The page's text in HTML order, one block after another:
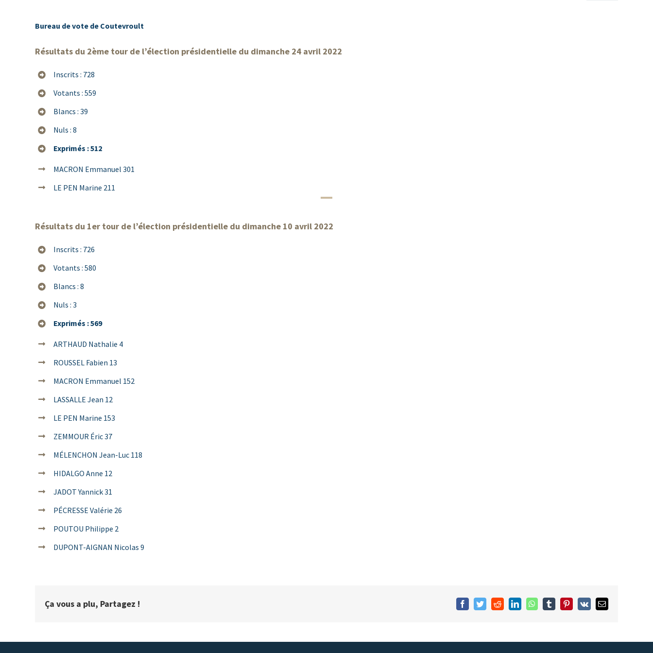
Bureau de vote de Coutevroult
Résultats du 2ème tour de l’élection présidentielle du dimanche 24 avril 2022
Inscrits : 728
Votants : 559
Blancs : 39
Nuls : 8
Exprimés : 512
MACRON Emmanuel 301
LE PEN Marine 211
Résultats du 1er tour de l’élection présidentielle du dimanche 10 avril 2022
Inscrits : 726
Votants : 580
Blancs : 8
Nuls : 3
Exprimés : 569
ARTHAUD Nathalie 4
ROUSSEL Fabien 13
MACRON Emmanuel 152
LASSALLE Jean 12
LE PEN Marine 153
ZEMMOUR Éric 37
MÉLENCHON Jean-Luc 118
HIDALGO Anne 12
JADOT Yannick 31
PÉCRESSE Valérie 26
POUTOU Philippe 2
DUPONT-AIGNAN Nicolas 9
Ça vous a plu, Partagez ! Facebook
TwitterRedditLinkedInWhatsApp
Tumblr Pinterest
Vk Email